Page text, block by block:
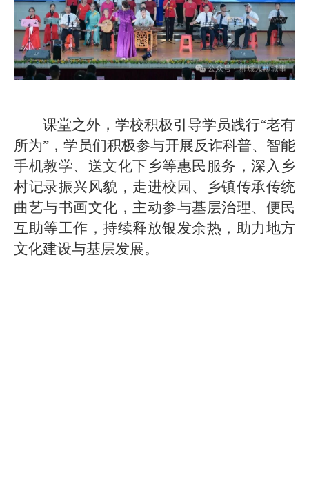
课堂之外，学校积极引导学员践行“老有
所为”，学员们积极参与开展反诈科普、智能
手机教学、送文化下乡等惠民服务，深入乡
村记录振兴风貌，走进校园、乡镇传承传统
曲艺与书画文化，主动参与基层治理、便民
互助等工作，持续释放银发余热，助力地方
文化建设与基层发展。